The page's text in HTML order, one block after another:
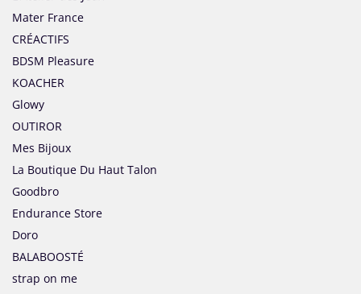
Mater France
CRÉACTIFS
BDSM Pleasure
KOACHER
Glowy
OUTIROR
Mes Bijoux
La Boutique Du Haut Talon
Goodbro
Endurance Store
Doro
BALABOOSTÉ
strap on me